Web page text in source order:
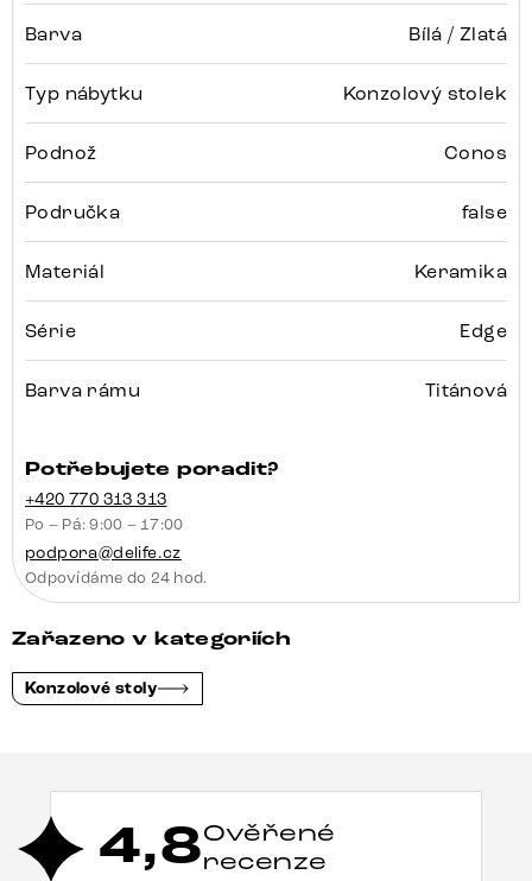
Barva Bílá / Zlatá
Typ nábytku Konzolový stolek
Podnož Conos
Područka false
Materiál Keramika
Série Edge
Barva rámu Titánová
Potřebujete poradit?
+420 770 313 313
Po – Pá: 9:00 – 17:00
podpora@delife.cz
Odpovídáme do 24 hod.
Zařazeno v kategoriích
Konzolové stoly
4,8Ověřené
recenze